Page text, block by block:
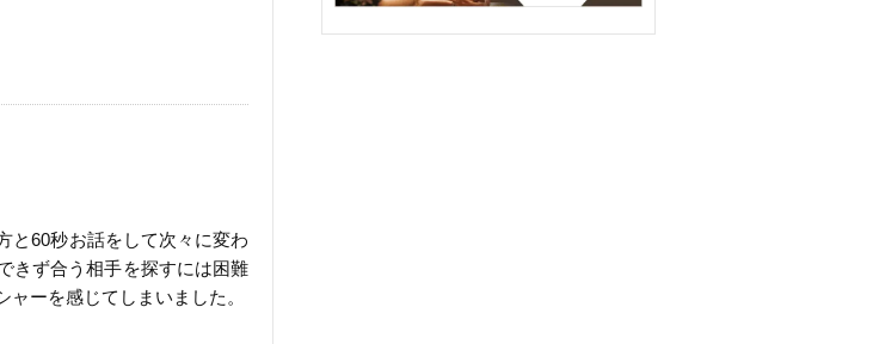
と60秒お話をして次々に変わ
きず合う相手を探すには困難
ーを感じてしまいました。